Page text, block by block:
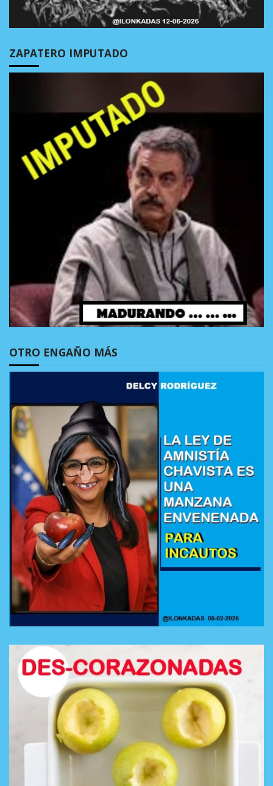
ZAPATERO IMPUTADO
OTRO ENGAÑO MÁS